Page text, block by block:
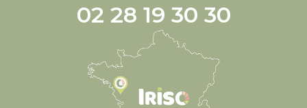
02 28 19 30 30